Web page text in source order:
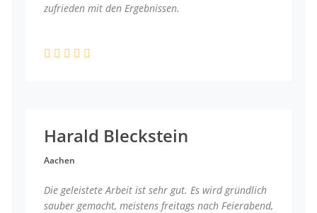
zufrieden mit den Ergebnissen.
Harald Bleckstein
Aachen
Die geleistete Arbeit ist sehr gut. Es wird gründlich
sauber gemacht, meistens freitags nach Feierabend,